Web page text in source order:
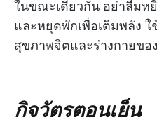
ในขณะเดียวกัน อย่าลืมห
และหยุดพักเพื่อเติมพลัง ใ
สุขภาพจิตและร่างกายข
กิจวัตรตอนเย็น